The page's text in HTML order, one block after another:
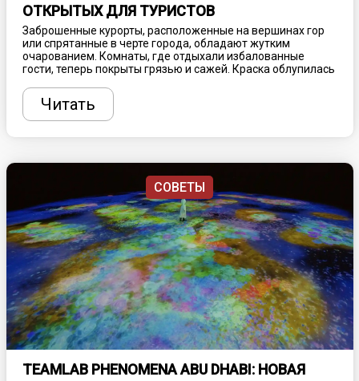
ОТКРЫТЫХ ДЛЯ ТУРИСТОВ
Заброшенные курорты, расположенные на вершинах гор
или спрятанные в черте города, обладают жутким
очарованием. Комнаты, где отдыхали избалованные
гости, теперь покрыты грязью и сажей. Краска облупилась
чтобы забрать останки себе. Такие места больше не
принимают толпы туристов, ищущих спа-процедуры и
роскошный досуг, зато привлекают любознательных
Читать
СОВЕТЫ
TEAMLAB PHENOMENA ABU DHABI: НОВАЯ